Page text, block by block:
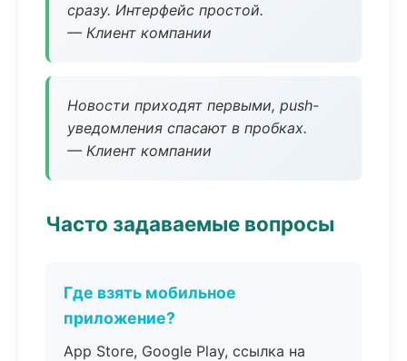
сразу. Интерфейс простой.
— Клиент компании
Новости приходят первыми, push-
уведомления спасают в пробках.
— Клиент компании
Часто задаваемые вопросы
Где взять мобильное
приложение?
App Store, Google Play, ссылка на